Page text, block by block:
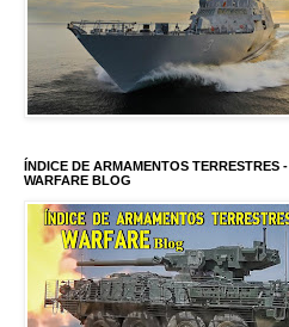
ÍNDICE DE ARMAMENTOS TERRESTRES -
WARFARE BLOG